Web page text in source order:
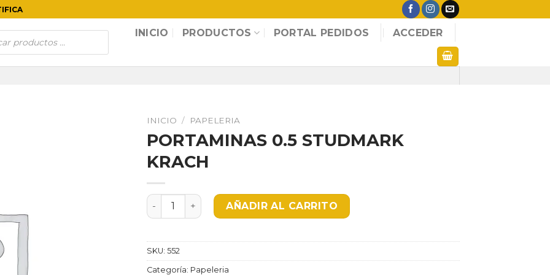
INICIO PRODUCTOS PORTAL PEDIDOS ACCEDER
INICIO / PAPELERIA
PORTAMINAS 0.5 STUDMARK
KRACH
PORTAMINAS 0.5 STUDMARK KRACH cantidad
AÑADIR AL CARRITO
SKU: 552
Categoría: Papeleria